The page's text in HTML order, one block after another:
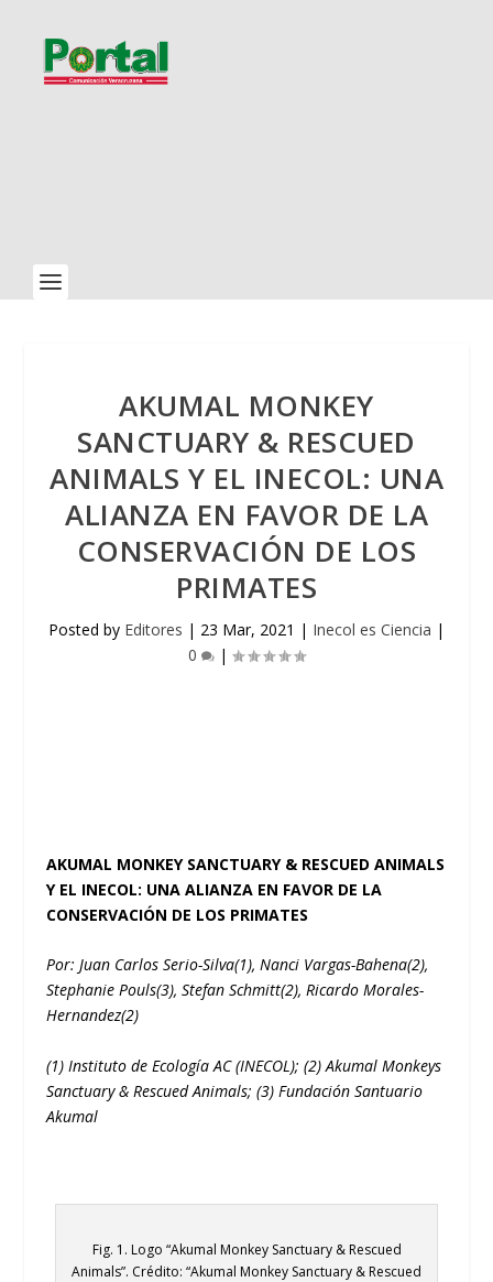
AKUMAL MONKEY
SANCTUARY & RESCUED
ANIMALS Y EL INECOL: UNA
ALIANZA EN FAVOR DE LA
CONSERVACIÓN DE LOS
PRIMATES
Posted by Editores | 23 Mar, 2021 | Inecol es Ciencia |
0
|
AKUMAL MONKEY SANCTUARY & RESCUED ANIMALS
Y EL INECOL: UNA ALIANZA EN FAVOR DE LA
CONSERVACIÓN DE LOS PRIMATES
Por: Juan Carlos Serio-Silva(1), Nanci Vargas-Bahena(2),
Stephanie Pouls(3), Stefan Schmitt(2), Ricardo Morales-
Hernandez(2)
(1) Instituto de Ecología AC (INECOL); (2) Akumal Monkeys
Sanctuary & Rescued Animals; (3) Fundación Santuario
Akumal
Fig. 1. Logo “Akumal Monkey Sanctuary & Rescued
Animals”. Crédito: “Akumal Monkey Sanctuary & Rescued